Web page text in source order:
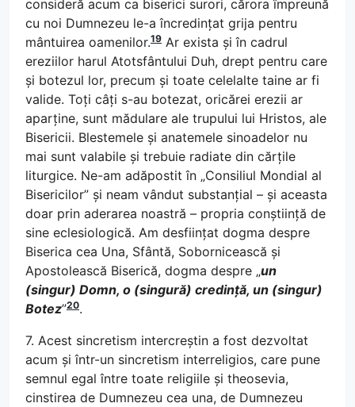
consideră acum ca biserici surori, cărora împreună
cu noi Dumnezeu le-a încredințat grija pentru
mântuirea oamenilor.19 Ar exista și în cadrul
ereziilor harul Atotsfântului Duh, drept pentru care
și botezul lor, precum și toate celelalte taine ar fi
valide. Toți câți s-au botezat, oricărei erezii ar
aparține, sunt mădulare ale trupului lui Hristos, ale
Bisericii. Blestemele și anatemele sinoadelor nu
mai sunt valabile și trebuie radiate din cărțile
liturgice. Ne-am adăpostit în „Consiliul Mondial al
Bisericilor” și neam vândut substanțial – și aceasta
doar prin aderarea noastră – propria conștiință de
sine eclesiologică. Am desființat dogma despre
Biserica cea Una, Sfântă, Sobornicească și
Apostolească Biserică, dogma despre „un
(singur) Domn, o (singură) credință, un (singur)
Botez”20.
7. Acest sincretism intercreștin a fost dezvoltat
acum și într-un sincretism interreligios, care pune
semnul egal între toate religiile și theosevia,
cinstirea de Dumnezeu cea una, de Dumnezeu